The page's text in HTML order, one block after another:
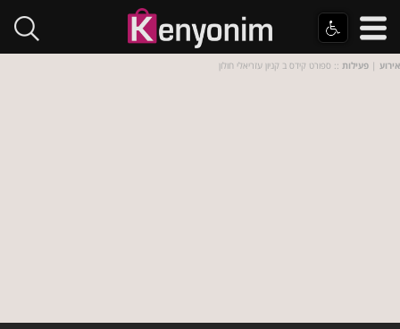
אירוע | פעילות :: ספורט קידס ב קניון עזריאלי חולון